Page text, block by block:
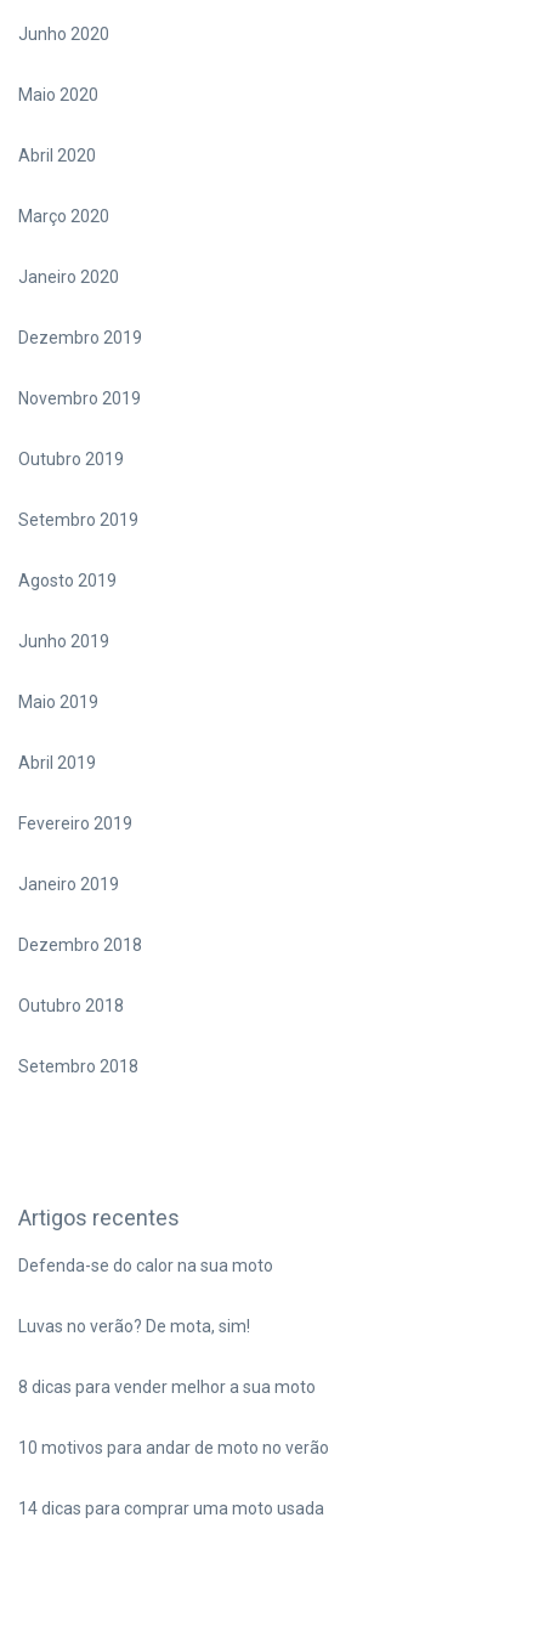
Junho 2020
Maio 2020
Abril 2020
Março 2020
Janeiro 2020
Dezembro 2019
Novembro 2019
Outubro 2019
Setembro 2019
Agosto 2019
Junho 2019
Maio 2019
Abril 2019
Fevereiro 2019
Janeiro 2019
Dezembro 2018
Outubro 2018
Setembro 2018
Artigos recentes
Defenda-se do calor na sua moto
Luvas no verão? De mota, sim!
8 dicas para vender melhor a sua moto
10 motivos para andar de moto no verão
14 dicas para comprar uma moto usada